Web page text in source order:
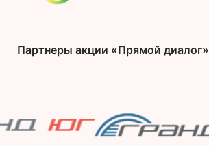
Партнеры акции «Прямой диалог»